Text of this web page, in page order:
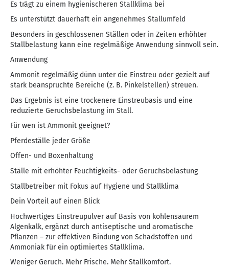
Es trägt zu einem hygienischeren Stallklima bei
Es unterstützt dauerhaft ein angenehmes Stallumfeld
Besonders in geschlossenen Ställen oder in Zeiten erhöhter
Stallbelastung kann eine regelmäßige Anwendung sinnvoll sein.
Anwendung
Ammonit regelmäßig dünn unter die Einstreu oder gezielt auf
stark beanspruchte Bereiche (z. B. Pinkelstellen) streuen.
Das Ergebnis ist eine trockenere Einstreubasis und eine
reduzierte Geruchsbelastung im Stall.
Für wen ist Ammonit geeignet?
Pferdeställe jeder Größe
Offen- und Boxenhaltung
Ställe mit erhöhter Feuchtigkeits- oder Geruchsbelastung
Stallbetreiber mit Fokus auf Hygiene und Stallklima
Dein Vorteil auf einen Blick
Hochwertiges Einstreupulver auf Basis von kohlensaurem
Algenkalk, ergänzt durch antiseptische und aromatische
Pflanzen – zur effektiven Bindung von Schadstoffen und
Ammoniak für ein optimiertes Stallklima.
Weniger Geruch. Mehr Frische. Mehr Stallkomfort.